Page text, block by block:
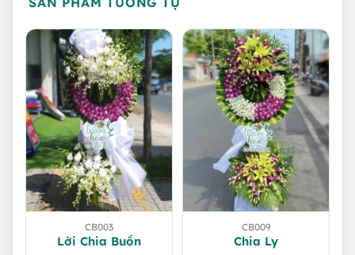
CB003
Lời Chia Buồn
CB009
Chia Ly